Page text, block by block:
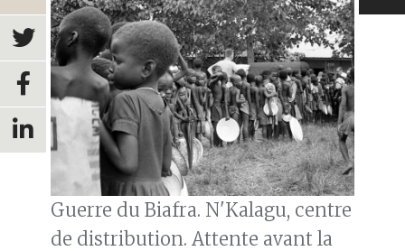
Guerre du Biafra. N'Kalagu, centre
de distribution. Attente avant la